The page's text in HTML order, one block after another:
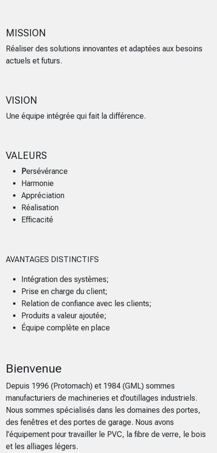
MISSION
Réaliser des solutions innovantes et adaptées aux besoins
actuels et futurs.
VISION
Une équipe intégrée qui fait la différence.
VALEURS
Persévérance
Harmonie
Appréciation
Réalisation
Efficacité
AVANTAGES DISTINCTIFS
Intégration des systèmes;
Prise en charge du client;
Relation de confiance avec les clients;
Produits a valeur ajoutée;
Équipe complète en place
Bienvenue
Depuis 1996 (Protomach) et 1984 (GML) sommes
manufacturiers de machineries et d’outillages industriels.
Nous sommes spécialisés dans les domaines des portes,
des fenêtres et des portes de garage. Nous avons
l’équipement pour travailler le PVC, la fibre de verre, le bois
et les alliages légers.